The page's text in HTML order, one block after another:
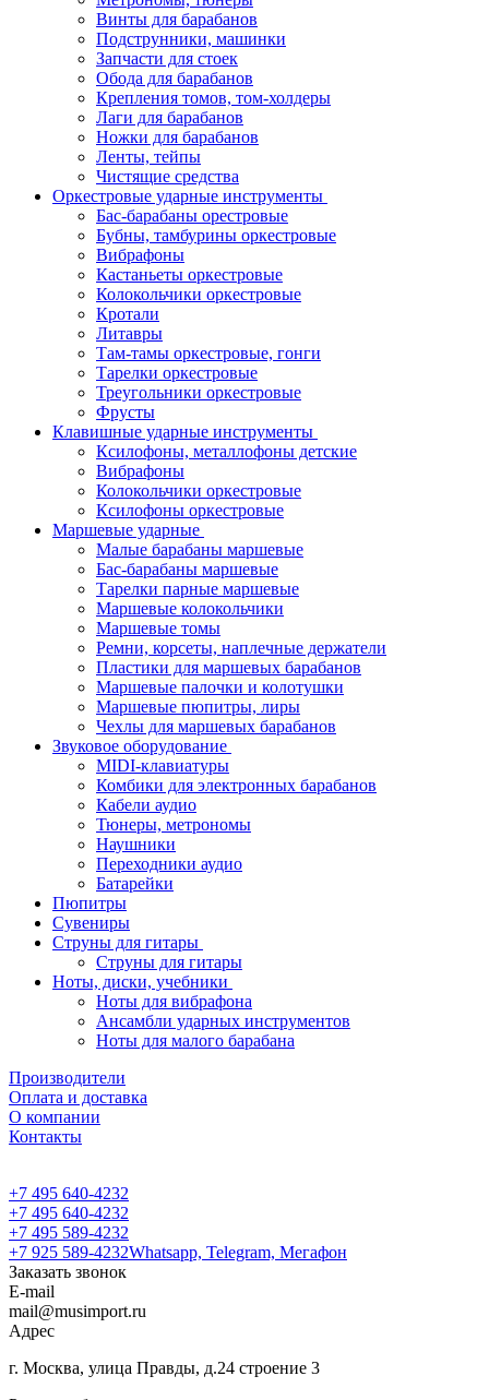
Винты для барабанов
Подструнники, машинки
Запчасти для стоек
Обода для барабанов
Крепления томов, том-холдеры
Лаги для барабанов
Ножки для барабанов
Ленты, тейпы
Чистящие средства
Оркестровые ударные инструменты
Бас-барабаны орестровые
Бубны, тамбурины оркестровые
Вибрафоны
Кастаньеты оркестровые
Колокольчики оркестровые
Кротали
Литавры
Там-тамы оркестровые, гонги
Тарелки оркестровые
Треугольники оркестровые
Фрусты
Клавишные ударные инструменты
Ксилофоны, металлофоны детские
Вибрафоны
Колокольчики оркестровые
Ксилофоны оркестровые
Маршевые ударные
Малые барабаны маршевые
Бас-барабаны маршевые
Тарелки парные маршевые
Маршевые колокольчики
Маршевые томы
Ремни, корсеты, наплечные держатели
Пластики для маршевых барабанов
Маршевые палочки и колотушки
Маршевые пюпитры, лиры
Чехлы для маршевых барабанов
Звуковое оборудование
MIDI-клавиатуры
Комбики для электронных барабанов
Кабели аудио
Тюнеры, метрономы
Наушники
Переходники аудио
Батарейки
Пюпитры
Сувениры
Струны для гитары
Струны для гитары
Ноты, диски, учебники
Ноты для вибрафона
Ансамбли ударных инструментов
Ноты для малого барабана
Производители
Оплата и доставка
О компании
Контакты
+7 495 640-4232
+7 495 640-4232
+7 495 589-4232
+7 925 589-4232Whatsapp, Telegram, Мегафон
Заказать звонок
E-mail
mail@musimport.ru
Адрес
г. Москва, улица Правды, д.24 строение 3